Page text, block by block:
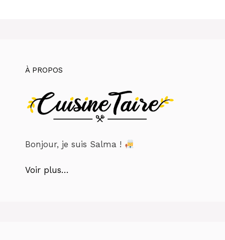
À PROPOS
Bonjour, je suis Salma !
Voir plus…